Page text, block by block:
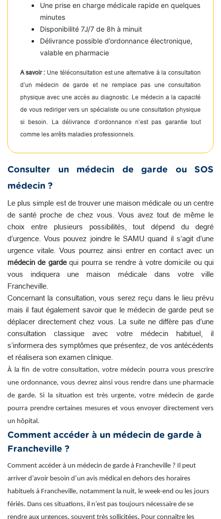
Une prise en charge médicale rapide en quelques
minutes
Disponibilité 7J/7 de 8h à minuit
Délivrance possible d’ordonnance électronique,
valable en pharmacie
A savoir : Une téléconsultation est une alternative à la consultation
d’un médecin de garde et ne remplace pas une consultation
physique avec une accès au diagnostic. Le médecin a la capacité
de vous rediriger vers un spécialiste ou une consultation physique
si besoin. La délivrance d’ordonnance n’est pas garantie tout
comme les arrêts maladies professionnels.
Consulter un médecin de garde ou SOS
médecin ?
Le plus simple est de trouver une maison médicale ou un centre
de santé proche de chez vous. Vous avez tout de même le
choix entre plusieurs possibilités, tout dépend du degré
d’urgence. Vous pouvez joindre le SAMU quand il s’agit d’une
urgence vitale. Vous pourrez ainsi entrer en contact avec un
médecin de gardequi pourra se rendre à votre domicile ou qui
vous indiquera une maison médicale dans votre ville
Francheville.
Concernant la consultation, vous serez reçu dans le lieu prévu
mais il faut également savoir que le médecin de garde peut se
déplacer directement chez vous. La suite ne diffère pas d’une
consultation classique avec votre médecin habituel, il
s’informera des symptômes que présentez, de vos antécédents
et réalisera son examen clinique.
À la fin de votre consultation, votre médecin pourra vous prescrire
une ordonnance, vous devrez ainsi vous rendre dans une pharmacie
de garde. Si la situation est très urgente, votre médecin de garde
pourra prendre certaines mesures et vous envoyer directement vers
un hôpital.
Comment accéder à un médecin de garde à
Francheville ?
Comment accéder à un médecin de garde à Francheville ? Il peut
arriver d’avoir besoin d’un avis médical en dehors des horaires
habituels à Francheville, notamment la nuit, le week-end ou les jours
fériés. Dans ces situations, il n’est pas toujours nécessaire de se
rendre aux urgences, souvent très sollicitées. Pour connaître les